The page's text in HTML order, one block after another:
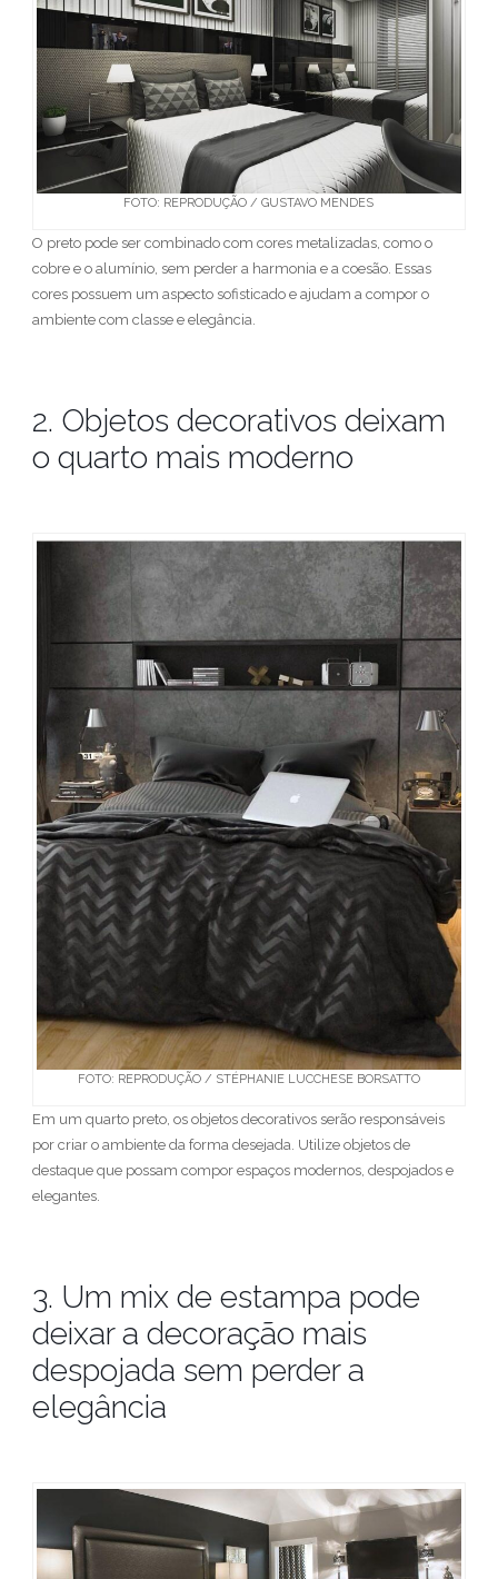
FOTO: REPRODUÇÃO / GUSTAVO MENDES
O preto pode ser combinado com cores metalizadas, como o
cobre e o alumínio, sem perder a harmonia e a coesão. Essas
cores possuem um aspecto sofisticado e ajudam a compor o
ambiente com classe e elegância.
2. Objetos decorativos deixam
o quarto mais moderno
FOTO: REPRODUÇÃO / STÉPHANIE LUCCHESE BORSATTO
Em um quarto preto, os objetos decorativos serão responsáveis
por criar o ambiente da forma desejada. Utilize objetos de
destaque que possam compor espaços modernos, despojados e
elegantes.
3. Um mix de estampa pode
deixar a decoração mais
despojada sem perder a
elegância